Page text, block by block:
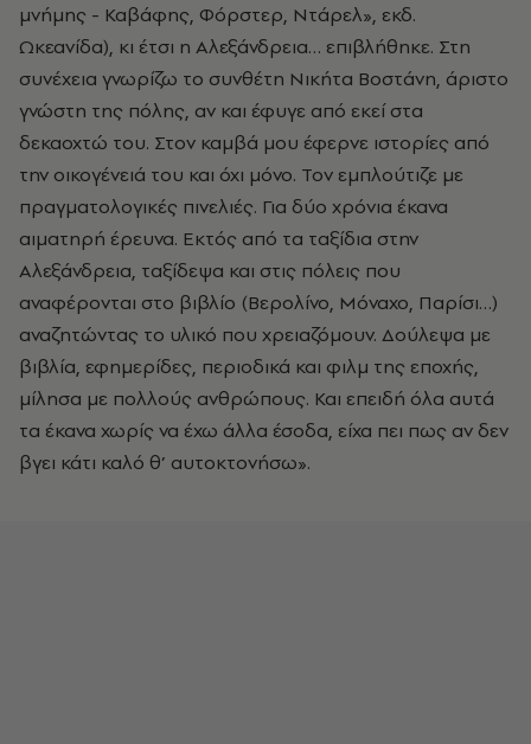
μνήμης - Καβάφης, Φόρστερ, Ντάρελ», εκδ.
Ωκεανίδα), κι έτσι η Αλεξάνδρεια… επιβλήθηκε. Στη
συνέχεια γνωρίζω το συνθέτη Νικήτα Βοστάνη, άριστο
γνώστη της πόλης, αν και έφυγε από εκεί στα
δεκαοχτώ του. Στον καμβά μου έφερνε ιστορίες από
την οικογένειά του και όχι μόνο. Τον εμπλούτιζε με
πραγματολογικές πινελιές. Για δύο χρόνια έκανα
αιματηρή έρευνα. Εκτός από τα ταξίδια στην
Αλεξάνδρεια, ταξίδεψα και στις πόλεις που
αναφέρονται στο βιβλίο (Βερολίνο, Μόναχο, Παρίσι…)
αναζητώντας το υλικό που χρειαζόμουν. Δούλεψα με
βιβλία, εφημερίδες, περιοδικά και φιλμ της εποχής,
μίλησα με πολλούς ανθρώπους. Και επειδή όλα αυτά
τα έκανα χωρίς να έχω άλλα έσοδα, είχα πει πως αν δεν
βγει κάτι καλό θ’ αυτοκτονήσω».